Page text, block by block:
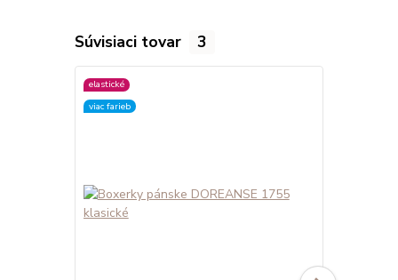
Súvisiaci tovar 3
elastické
viac farieb